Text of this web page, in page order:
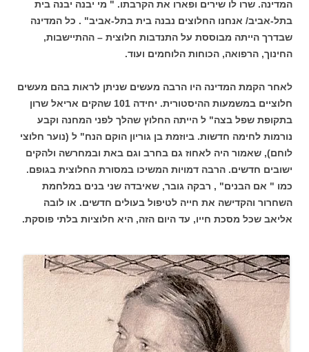
המדינה. שרו לו שירים ופארו את הקרבתו. " מי יבנה יבנה בית
בתל-אביב/ אנחנו החלוצים נבנה בית בתל-אביב" . כל המדינה
שבדרך הייתה מבוססת על התנדבות חלוצית – ההתיישבות,
החינוך, הרפואה, הכוחות הלוחמים ועוד.
לאחר הקמת המדינה היו הרבה מעשים שניתן לראות בהם מעשים
חלוציים במשמעות ההיסטורית. יחידה 101 שהקים אריאל שרון
בתקופת שפל בצה" ל הייתה החלוץ שהלך לפני המחנה וקבע
נורמות לחימה חדשות. ביוזמת בן גוריון הוקם הנח" ל (נוער חלוצי
לוחם), שאמור היה לאחוז גם בחרב וגם באת ובמחרשה ולהקים
ישובים חדשים. הרבה דמויות המשיכו במסורת החלוצית בגופם.
כמו " אם הבנים" , רבקה גובר, שאיבדה שני בנים במלחמת
השחרור והקדישה את חייה לטיפול בעולים חדשים. או לובה
אליאב שכל מסכת חייו, עד היום הזה, היא חלוציות בלתי פוסקת.